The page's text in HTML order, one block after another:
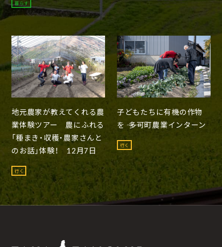
暮らす
地元農家が教えてくれる農
業体験ツアー 農にふれる
「種まき・収穫・農家さんと
のお話」体験！ 12月7日
行く
子どもたちに有機の作物
を ―― 多可町農業インターン
行く